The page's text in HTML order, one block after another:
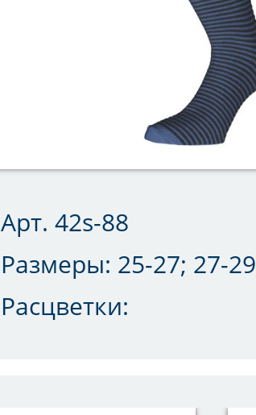
Арт. 42s-88
Размеры: 25-27; 27-29
Расцветки: